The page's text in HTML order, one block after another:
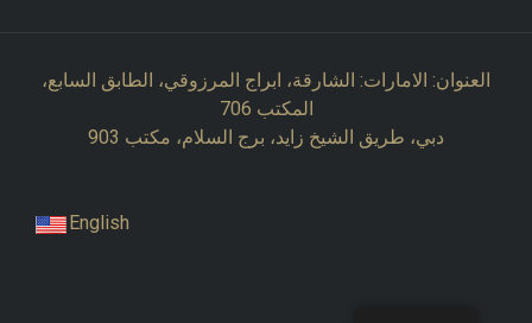
العنوان: الامارات: الشارقة، ابراج المرزوقي، الطابق السابع،
المكتب 706
دبي، طريق الشيخ زايد، برج السلام، مكتب 903
English